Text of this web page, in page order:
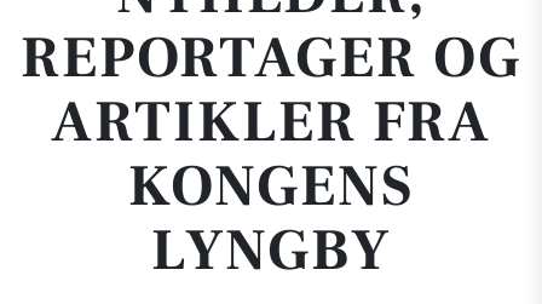
REPORTAGER OG
ARTIKLER FRA
KONGENS
LYNGBY